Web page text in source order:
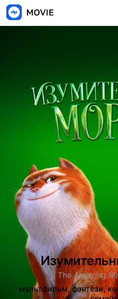
The Amazing
мультфильм, фэнтези,